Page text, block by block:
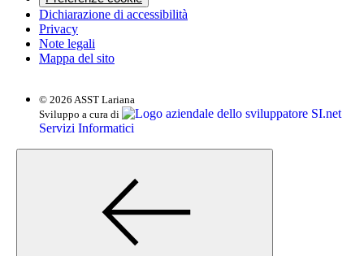
Dichiarazione di accessibilità
Privacy
Note legali
Mappa del sito
© 2026 ASST Lariana
Sviluppo a cura di
SI.net
Servizi Informatici